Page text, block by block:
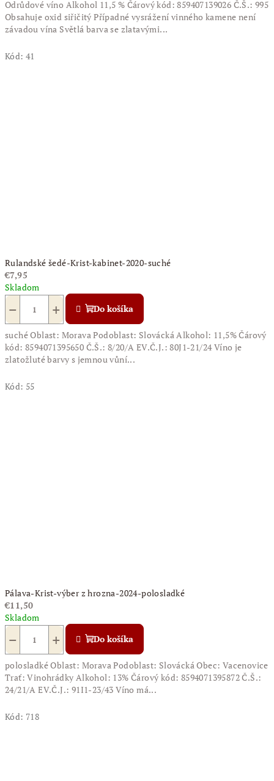
Odrůdové víno Alkohol 11,5 % Čárový kód: 859407139026 Č.Š.: 995
Obsahuje oxid siřičitý Případné vysrážení vinného kamene není
závadou vína Světlá barva se zlatavými...
Kód: 41
Rulandské šedé-Krist-kabinet-2020-suché
€7,95
Skladom
+
− Do košíka
suché Oblast: Morava Podoblast: Slovácká Alkohol: 11,5% Čárový
kód: 8594071395650 Č.Š.: 8/20/A EV.Č.J.: 80J1-21/24 Víno je
zlatožluté barvy s jemnou vůní...
Kód: 55
Pálava-Krist-výber z hrozna-2024-polosladké
€11,50
Skladom
+
− Do košíka
polosladké Oblast: Morava Podoblast: Slovácká Obec: Vacenovice
Trať: Vinohrádky Alkohol: 13% Čárový kód: 8594071395872 Č.Š.:
24/21/A EV.Č.J.: 91I1-23/43 Víno má...
Kód: 718